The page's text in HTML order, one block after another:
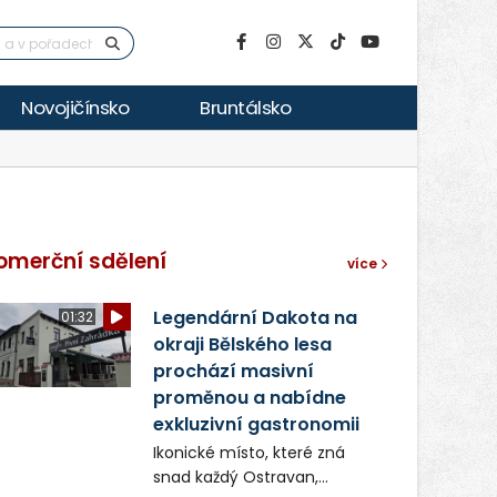
Novojičínsko Bruntálsko
sdělení více
01:32
Legendární Dakota na
okraji Bělského lesa
prochází masivní
proměnou a nabídne
exkluzivní gastronomii
Ikonické místo, které zná
snad každý Ostravan,